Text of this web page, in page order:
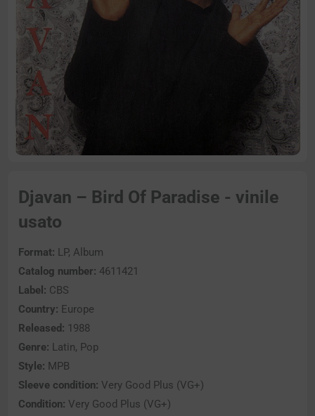
Djavan – Bird Of Paradise - vinile
usato
Format: LP, Album
Catalog number: 4611421
Label: CBS
Country: Europe
Released: 1988
Genre: Latin, Pop
Style: MPB
Sleeve condition: Very Good Plus (VG+)
Condition: Very Good Plus (VG+)